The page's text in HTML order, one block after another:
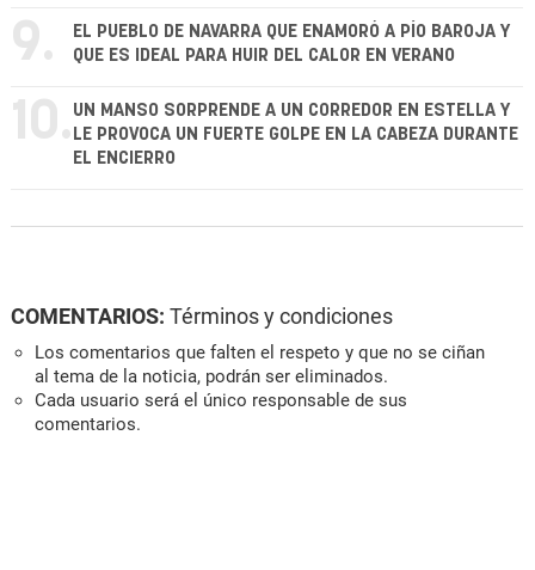
9.
EL PUEBLO DE NAVARRA QUE ENAMORÓ A PÍO BAROJA Y
QUE ES IDEAL PARA HUIR DEL CALOR EN VERANO
10. UN MANSO SORPRENDE A UN CORREDOR EN ESTELLA Y
LE PROVOCA UN FUERTE GOLPE EN LA CABEZA DURANTE
EL ENCIERRO
COMENTARIOS: Términos y condiciones
Los comentarios que falten el respeto y que no se ciñan
al tema de la noticia, podrán ser eliminados.
Cada usuario será el único responsable de sus
comentarios.